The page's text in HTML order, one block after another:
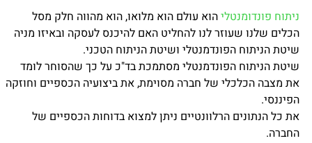
ניתוח פונדומנטליהוא עולם הוא מלואו, הוא מהווה חלק מסל
הכלים שלנו שעוזר לנו להחליט האם להיכנס לעסקה ובאיזו מניה
שיטת הניתוח הפונדמנטלי ושיטת הניתוח הטכני.
שיטת הניתוח הפונדמנטלי מסתמכת בד"כ על כך שהסוחר לומד
את מצבה הכלכלי של חברה מסוימת, את ביצועיה הכספיים וחוזקה
הפיננסי.
את כל הנתונים הרלוונטיים ניתן למצוא בדוחות הכספיים של
החברה.